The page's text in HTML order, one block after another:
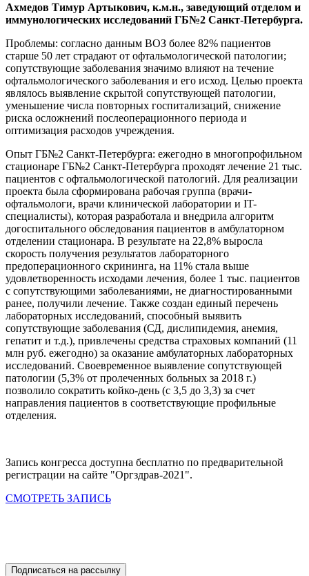
Ахмедов Тимур Артыкович, к.м.н., заведующий отделом и
иммунологических исследований ГБ№2 Санкт-Петербурга.
Проблемы: согласно данным ВОЗ более 82% пациентов
старше 50 лет страдают от офтальмологической патологии;
сопутствующие заболевания значимо влияют на течение
офтальмологического заболевания и его исход. Целью проекта
являлось выявление скрытой сопутствующей патологии,
уменьшение числа повторных госпитализаций, снижение
риска осложнений послеоперационного периода и
оптимизация расходов учреждения.
Опыт ГБ№2 Санкт-Петербурга: ежегодно в многопрофильном
стационаре ГБ№2 Санкт-Петербурга проходят лечение 21 тыс.
пациентов с офтальмологической патологий. Для реализации
проекта была сформирована рабочая группа (врачи-
офтальмологи, врачи клинической лаборатории и IT-
специалисты), которая разработала и внедрила алгоритм
догоспитального обследования пациентов в амбулаторном
отделении стационара. В результате на 22,8% выросла
скорость получения результатов лабораторного
предоперационного скрининга, на 11% стала выше
удовлетворенность исходами лечения, более 1 тыс. пациентов
с сопутствующими заболеваниями, не диагностированными
ранее, получили лечение. Также создан единый перечень
лабораторных исследований, способный выявить
сопутствующие заболевания (СД, дислипидемия, анемия,
гепатит и т.д.), привлечены средства страховых компаний (11
млн руб. ежегодно) за оказание амбулаторных лабораторных
исследований. Своевременное выявление сопутствующей
патологии (5,3% от пролеченных больных за 2018 г.)
позволило сократить койко-день (с 3,5 до 3,3) за счет
направления пациентов в соответствующие профильные
отделения.
Запись конгресса доступна бесплатно по предварительной
регистрации на сайте "Оргздрав-2021".
СМОТРЕТЬ ЗАПИСЬ
Подписаться на рассылку